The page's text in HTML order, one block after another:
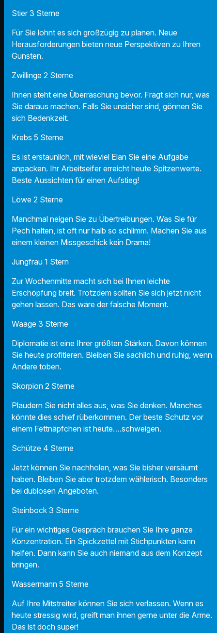
Stier 3 Sterne
Für Sie lohnt es sich großzügig zu planen. Neue
Herausforderungen bieten neue Perspektiven zu Ihren
Gunsten.
Zwillinge 2 Sterne
Ihnen steht eine Überraschung bevor. Fragt sich nur, was
Sie daraus machen. Falls Sie unsicher sind, gönnen Sie
sich Bedenkzeit.
Krebs 5 Sterne
Es ist erstaunlich, mit wieviel Elan Sie eine Aufgabe
anpacken. Ihr Arbeitseifer erreicht heute Spitzenwerte.
Beste Aussichten für einen Aufstieg!
Löwe 2 Sterne
Manchmal neigen Sie zu Übertreibungen. Was Sie für
Pech halten, ist oft nur halb so schlimm. Machen Sie aus
einem kleinen Missgeschick kein Drama!
Jungfrau 1 Stern
Zur Wochenmitte macht sich bei Ihnen leichte
Erschöpfung breit. Trotzdem sollten Sie sich jetzt nicht
gehen lassen. Das wäre der falsche Moment.
Waage 3 Sterne
Diplomatie ist eine Ihrer größten Stärken. Davon können
Sie heute profitieren. Bleiben Sie sachlich und ruhig, wenn
Andere toben.
Skorpion 2 Sterne
Plaudern Sie nicht alles aus, was Sie denken. Manches
könnte dies schief rüberkommen. Der beste Schutz vor
einem Fettnäpfchen ist heute….schweigen.
Schütze 4 Sterne
Jetzt können Sie nachholen, was Sie bisher versäumt
haben. Bleiben Sie aber trotzdem wählerisch. Besonders
bei dubiosen Angeboten.
Steinbock 3 Sterne
Für ein wichtiges Gespräch brauchen Sie Ihre ganze
Konzentration. Ein Spickzettel mit Stichpunkten kann
helfen. Dann kann Sie auch niemand aus dem Konzept
bringen.
Wassermann 5 Sterne
Auf Ihre Mitstreiter können Sie sich verlassen. Wenn es
heute stressig wird, greift man ihnen gerne unter die Arme.
Das ist doch super!